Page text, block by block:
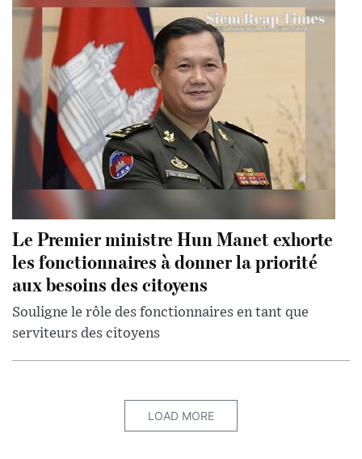
Le Premier ministre Hun Manet exhorte
les fonctionnaires à donner la priorité
aux besoins des citoyens
Souligne le rôle des fonctionnaires en tant que
serviteurs des citoyens
LOAD MORE